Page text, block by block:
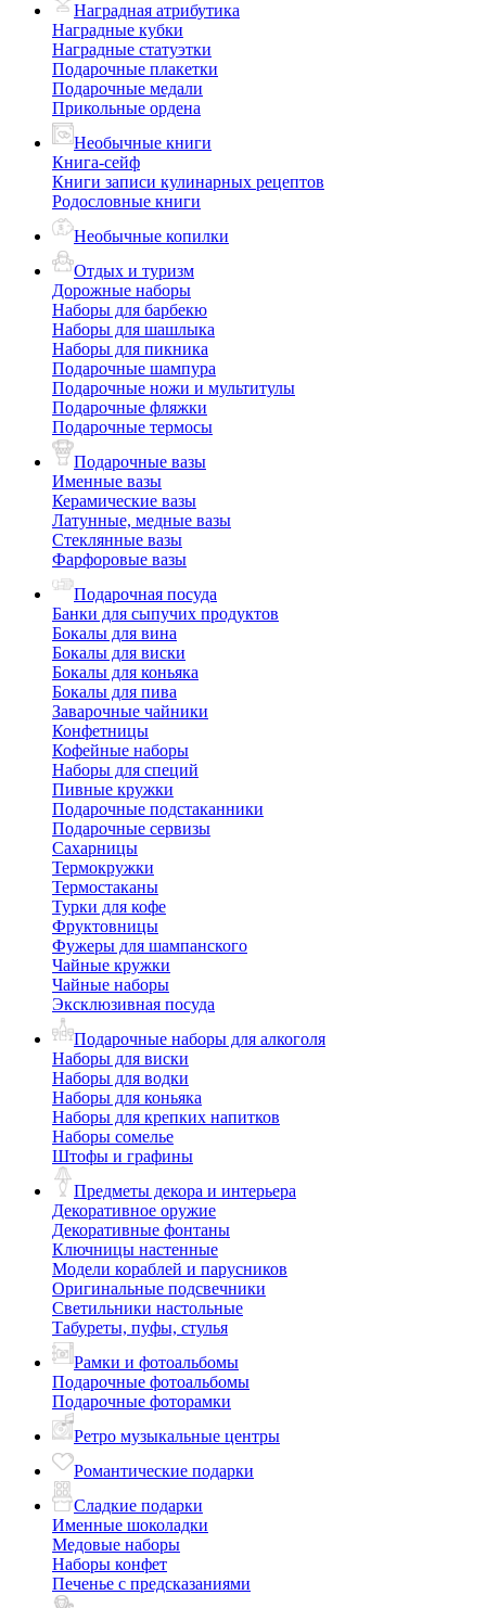
Наградная атрибутика
Наградные кубки
Наградные статуэтки
Подарочные плакетки
Подарочные медали
Прикольные ордена
Необычные книги
Книга-сейф
Книги записи кулинарных рецептов
Родословные книги
Необычные копилки
Отдых и туризм
Дорожные наборы
Наборы для барбекю
Наборы для шашлыка
Наборы для пикника
Подарочные шампура
Подарочные ножи и мультитулы
Подарочные фляжки
Подарочные термосы
Подарочные вазы
Именные вазы
Керамические вазы
Латунные, медные вазы
Стеклянные вазы
Фарфоровые вазы
Подарочная посуда
Банки для сыпучих продуктов
Бокалы для вина
Бокалы для виски
Бокалы для коньяка
Бокалы для пива
Заварочные чайники
Конфетницы
Кофейные наборы
Наборы для специй
Пивные кружки
Подарочные подстаканники
Подарочные сервизы
Сахарницы
Термокружки
Термостаканы
Турки для кофе
Фруктовницы
Фужеры для шампанского
Чайные кружки
Чайные наборы
Эксклюзивная посуда
Подарочные наборы для алкоголя
Наборы для виски
Наборы для водки
Наборы для коньяка
Наборы для крепких напитков
Наборы сомелье
Штофы и графины
Предметы декора и интерьера
Декоративное оружие
Декоративные фонтаны
Ключницы настенные
Модели кораблей и парусников
Оригинальные подсвечники
Светильники настольные
Табуреты, пуфы, стулья
Рамки и фотоальбомы
Подарочные фотоальбомы
Подарочные фоторамки
Ретро музыкальные центры
Романтические подарки
Сладкие подарки
Именные шоколадки
Медовые наборы
Наборы конфет
Печенье с предсказаниями